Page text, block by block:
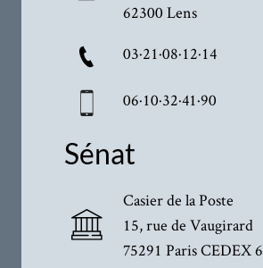
62300 Lens
03·21·08·12·14
06·10·32·41·90
Sénat
Casier de la Poste
15, rue de Vaugirard
75291 Paris CEDEX 6